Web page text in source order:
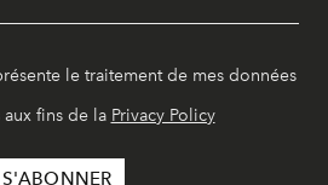
le traitement de mes données
fins de la Privacy Policy